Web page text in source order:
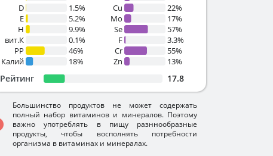
D
1.5%
E
5.2%
H
9.9%
вит.К
0.1%
PP
46%
Калий
18%
Cu
22%
Mo
17%
Se
57%
F
3.3%
Cr
55%
Zn
13%
Рейтинг 17.8
Большинство продуктов не может содержать
полный набор витаминов и минералов. Поэтому
важно употреблять в пищу разннообразные
продукты, чтобы восполнять потребности
организма в витаминах и минералах.